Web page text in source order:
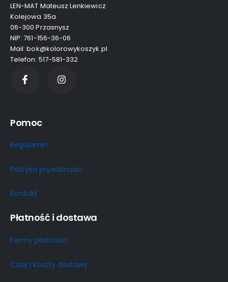
LEN-MAT Mateusz Lenkiewicz
Kolejowa 35a
06-300 Przasnysz
NIP: 761-156-36-06
Mail: bok@kolorowykoszyk.pl
Telefon: 517-581-332
Pomoc
Regulamin
Polityka prywatności
Kontakt
Płatność i dostawa
Formy płatności
Czas i koszty dostawy